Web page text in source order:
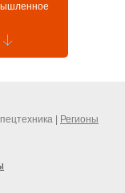
| Регионы